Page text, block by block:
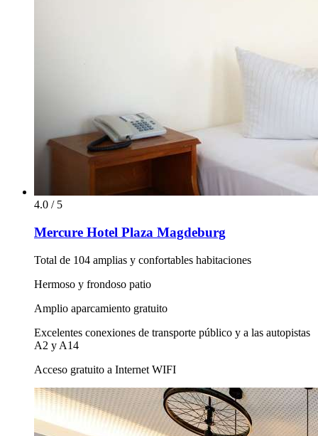
4.0 / 5
Mercure Hotel Plaza Magdeburg
Total de 104 amplias y confortables habitaciones
Hermoso y frondoso patio
Amplio aparcamiento gratuito
Excelentes conexiones de transporte público y a las autopistas
A2 y A14
Acceso gratuito a Internet WIFI